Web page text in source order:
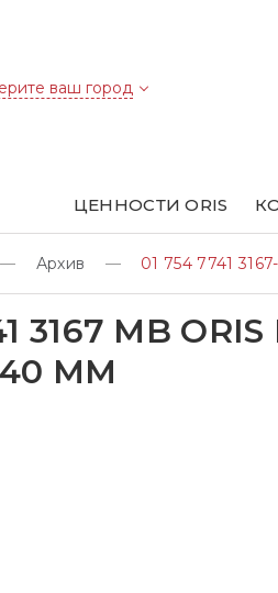
ваш город
ЦЕННОСТИ ORIS
Архив 01 754 7741
3167 MB
ММ